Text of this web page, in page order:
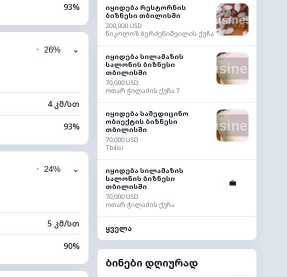
93%
80%
10 კმ
◔ 26% ⌄
4 კმ/სთ
93%
77%
10 კმ
◔ 24% ⌄
5 კმ/სთ
90%
68%
იყიდება რესტორნის
ბიზნესი თბილისში
200,000 USD
ნიკოლოზ ბერძენიშვილის ქუჩა
იყიდება სილამაზის
სალონის ბიზნესი
თბილისში
70,000 USD
ოთარ ჭილაძის ქუჩა 7
იყიდება სამედიცინო
ობიექტის ბიზნესი
თბილისში
70,000 USD
Tbilisi
იყიდება სილამაზის
სალონის ბიზნესი
თბილისში
70,000 USD
ოთარ ჭილაძის ქუჩა
💼
ყველა
ბინები დღიურად